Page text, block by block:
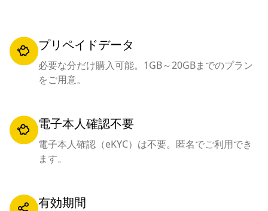
プリペイドデータ
必要な分だけ購入可能。1GB～20GBまでのプラン
をご用意。
電子本人確認不要
電子本人確認（eKYC）は不要。匿名でご利用でき
ます。
有効期間